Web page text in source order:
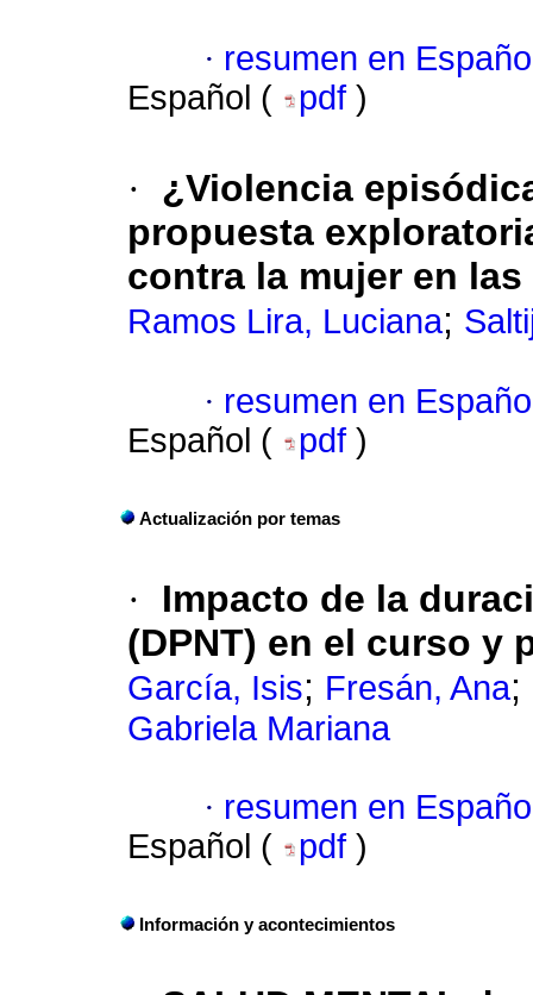
· resumen en
Español (
pdf )
·
¿Violencia
propuesta
contra la mujer en
Ramos Lira, Luciana;
· resumen en
Español (
pdf )
Actualización por temas
·
Impacto de la
(DPNT) en el curso y
García, Isis; Fresán, Ana;
Gabriela Mariana
· resumen en
Español (
pdf )
Información y acontecimientos